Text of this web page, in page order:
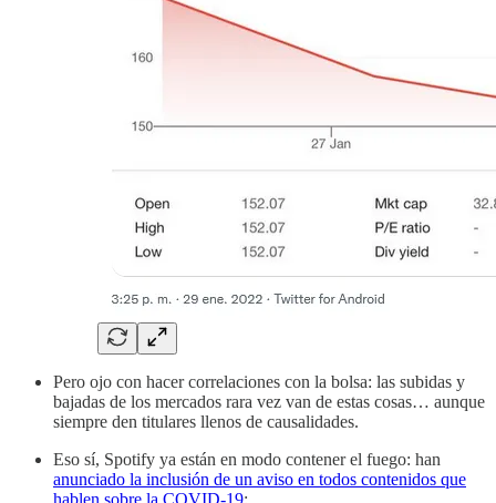
Pero ojo con hacer correlaciones con la bolsa: las subidas y
bajadas de los mercados rara vez van de estas cosas… aunque
siempre den titulares llenos de causalidades.
Eso sí, Spotify ya están en modo contener el fuego: han
anunciado la inclusión de un aviso en todos contenidos que
hablen sobre la COVID-19: